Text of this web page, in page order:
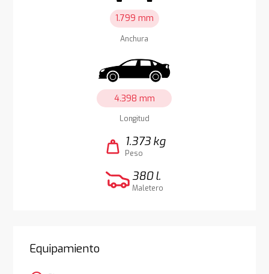
1.799 mm
Anchura
4.398 mm
Longitud
weight 1.373 kg
Peso
380 l.
Maletero
Equipamiento